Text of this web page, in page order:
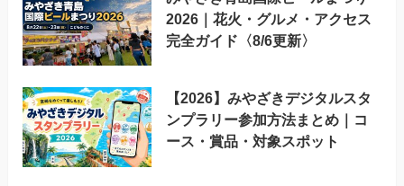
2026｜花火・グルメ・アクセス
完全ガイド〈8/6更新〉
【2026】みやざきデジタルスタ
ンプラリー参加方法まとめ｜コ
ース・賞品・対象スポット